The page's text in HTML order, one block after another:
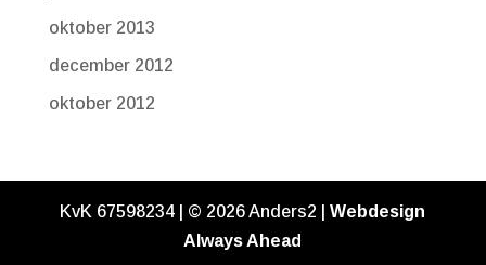
oktober 2013
december 2012
oktober 2012
KvK 67598234 | © 2026Anders2 |Webdesign
Always Ahead